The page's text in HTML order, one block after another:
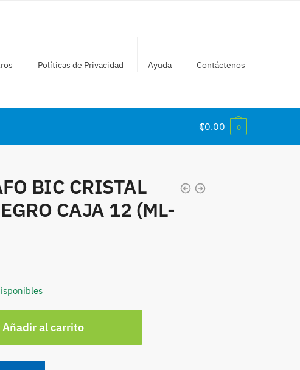
Políticas de Privacidad Ayuda Contáctenos
₡0.00 0
BIC CRISTAL
CAJA 12 (ML-
Añadir al carrito